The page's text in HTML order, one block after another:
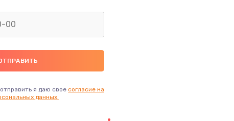
я даю свое согласие на
данных.